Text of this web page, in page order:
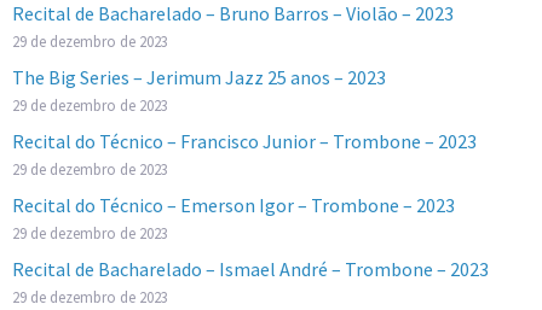
Recital de Bacharelado – Bruno Barros – Violão – 2023
29 de dezembro de 2023
The Big Series – Jerimum Jazz 25 anos – 2023
29 de dezembro de 2023
Recital do Técnico – Francisco Junior – Trombone – 2023
29 de dezembro de 2023
Recital do Técnico – Emerson Igor – Trombone – 2023
29 de dezembro de 2023
Recital de Bacharelado – Ismael André – Trombone – 2023
29 de dezembro de 2023